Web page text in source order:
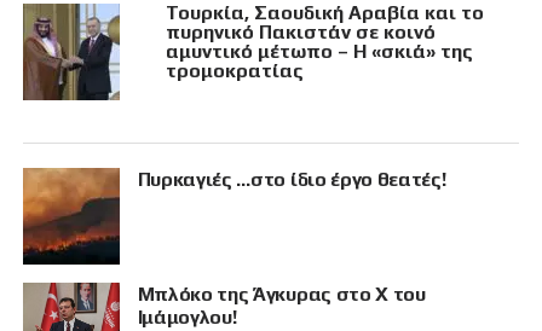
Τουρκία, Σαουδική Αραβία και το
πυρηνικό Πακιστάν σε κοινό
αμυντικό μέτωπο – Η «σκιά» της
τρομοκρατίας
Πυρκαγιές …στο ίδιο έργο θεατές!
Μπλόκο της Άγκυρας στο X του
Ιμάμογλου!